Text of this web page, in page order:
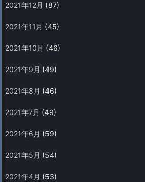
2021年12月 (87)
2021年11月 (45)
2021年10月 (46)
2021年9月 (49)
2021年8月 (46)
2021年7月 (49)
2021年6月 (59)
2021年5月 (54)
2021年4月 (53)